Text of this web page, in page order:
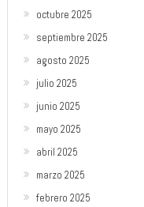
octubre 2025
septiembre 2025
agosto 2025
julio 2025
junio 2025
mayo 2025
abril 2025
marzo 2025
febrero 2025